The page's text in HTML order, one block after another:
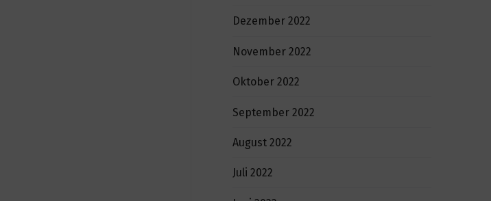
Dezember 2022
November 2022
Oktober 2022
September 2022
August 2022
Juli 2022